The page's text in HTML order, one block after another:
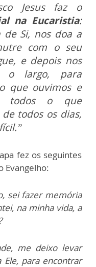
Jesus faz o
na Eucaristia:
Si, nos doa a
com o seu
e depois nos
o largo, para
que ouvimos e
todos o que
todos os dias,
fez os seguintes
Evangelho:
sei fazer memória
na minha vida, a
me deixo levar
para encontrar